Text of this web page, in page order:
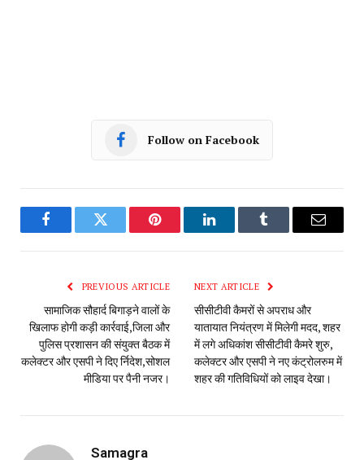
मीडिया पर पैनी नजर।
शहर की गतिविधियों को लाइव देखा।
Samagra
RELATED POSTS